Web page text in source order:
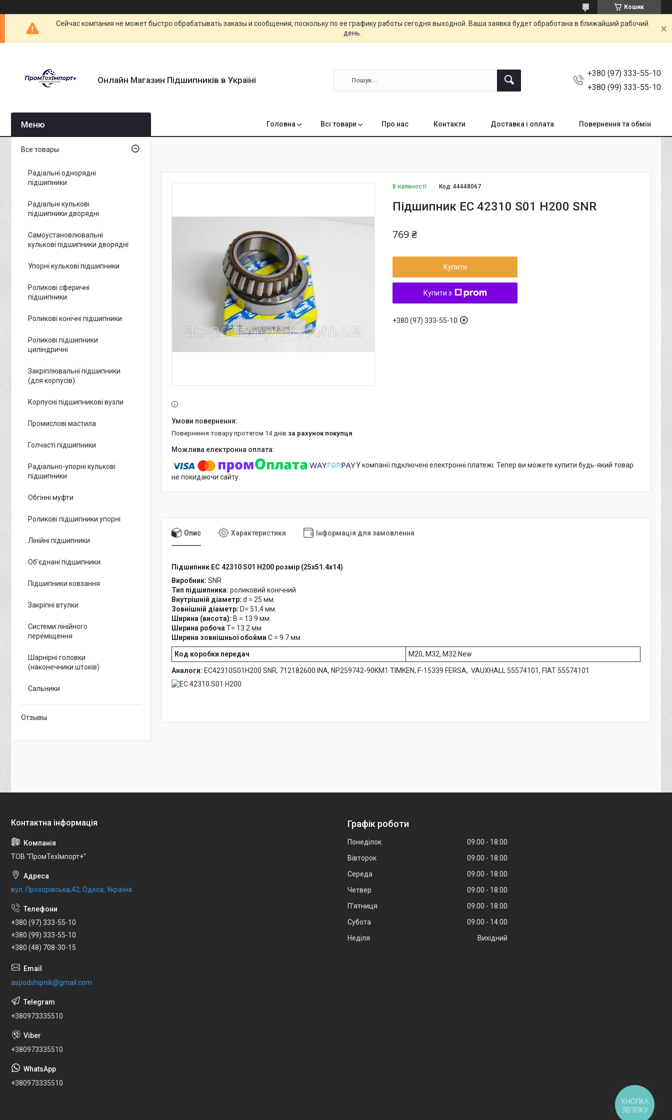
Кошик
Сейчас компания не может быстро обрабатывать заказы и сообщения, поскольку по ее графику работы сегодня выходной. Ваша заявка будет обработана в ближайший рабочий
день.
Онлайн Магазин Підшипників в Україні
+380 (97) 333-55-10
+380 (99) 333-55-10
Головна Всі товари Про нас Контакти Доставка і оплата Повернення та обмін
В наявності Код:44448067
Підшипник EC 42310 S01 H200 SNR
769 ₴
Купити
Купити з
+380 (97) 333-55-10
повернення товару протягом 14 днів за рахунок покупця
У компанії підключені електронні платежі. Тепер ви можете купити будь-який товар
не покидаючи сайту.
Опис Характеристики Інформація для замовлення
Підшипник EC 42310 S01 H200 розмір (25х51.4х14)
Виробник: SNR
Тип підшипника: роликовий конічний
Внутрішній діаметр: d = 25 мм.
Зовнішній діаметр: D= 51,4 мм.
Ширина (висота): B = 13.9 мм
Ширина робочаT= 13.2 мм
Ширина зовнішньої обойми C = 9.7 мм
Код коробки передач M20, M32, M32 New
Аналоги: EC42310S01H200 SNR, 712182600 INA, NP259742-90KM1 TIMKEN, F-15339 FERSA, VAUXHALL 55574101, FIAT 55574101
Все товары
Радіальні однорядні
підшипники
Радіальні кулькові
підшипники дворядні
Самоустановлювальні
кулькові підшипники дворядні
Упорні кулькові підшипники
Роликові сферичні
підшипники
Роликові конічні підшипники
Роликові підшипники
циліндричні
Закріплювальні підшипники
(для корпусів)
Корпусні підшипникові вузли
Промислові мастила
Голчасті підшипники
Радіально-упорні кулькові
підшипники
Обгінні муфти
Роликові підшипники упорні
Лінійні підшипники
Об'єднані підшипники
Підшипники ковзання
Закріпні втулки
Системи лінійного
переміщення
Шарнірні головки
(наконечники штоків)
Сальники
Отзывы
ТОВ "ПромТехІмпорт+"
вул. Прохорівська,42, Одеса, Україна
+380 (97) 333-55-10
+380 (99) 333-55-10
+380 (48) 708-30-15
aspodshipnik@gmail.com
+380973335510
+380973335510
+380973335510
Графік роботи
Понеділок 09:00
18:00
Вівторок
09:00
18:00
Середа
09:00
18:00
Четвер
09:00
18:00
Пʼятниця
09:00
18:00
Субота
09:00
14:00
Неділя
Вихідний
КНОПКА
ЗВ'ЯЗКУ